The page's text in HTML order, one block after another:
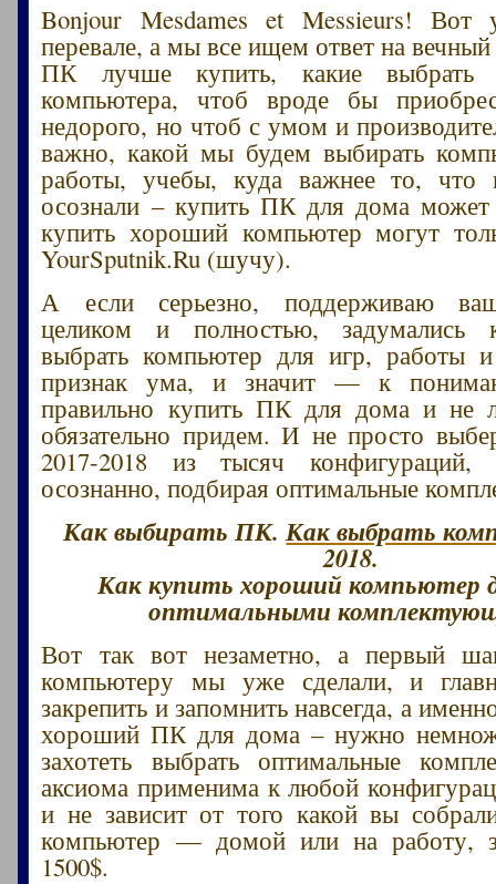
Bonjour Mesdames et Messieurs!
перевале, а мы все ищем ответ на
ПК лучше купить, какие выбрать
компьютера, чтоб вроде бы
недорого, но чтоб с умом и
важно, какой мы будем выбирать
работы, учебы, куда важнее то, что
осознали – купить ПК для дома
купить хороший компьютер могут
YourSputnik.Ru (шучу).
А если серьезно, поддерживаю
целиком и полностью, задумались
выбрать компьютер для игр, работы
признак ума, и значит — к
правильно купить ПК для дома и не
обязательно придем. И не просто
2017-2018 из тысяч
осознанно, подбирая оптимальные
Как выбирать ПК.Как выбрать
2018.
Как купить хороший компьютер
оптимальными
Вот так вот незаметно, а первый
компьютеру мы уже сделали, и
закрепить и запомнить навсегда, а
хороший ПК для дома – нужно
захотеть выбрать оптимальные
аксиома применима к любой
и не зависит от того какой вы
компьютер — домой или на работу,
1500$.